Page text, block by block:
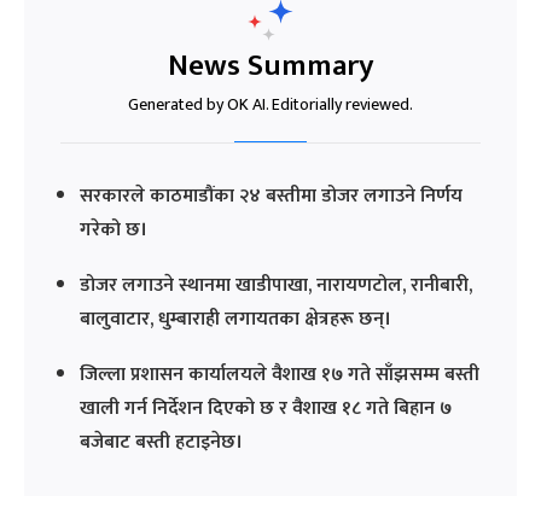
News Summary
Generated by OK AI. Editorially reviewed.
सरकारले काठमाडौंका २४ बस्तीमा डोजर लगाउने निर्णय
गरेको छ।
डोजर लगाउने स्थानमा खाडीपाखा, नारायणटोल, रानीबारी,
बालुवाटार, धुम्बाराही लगायतका क्षेत्रहरू छन्।
जिल्ला प्रशासन कार्यालयले वैशाख १७ गते साँझसम्म बस्ती
खाली गर्न निर्देशन दिएको छ र वैशाख १८ गते बिहान ७
बजेबाट बस्ती हटाइनेछ।